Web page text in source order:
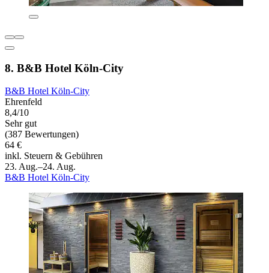
8. B&B Hotel Köln-City
B&B Hotel Köln-City
Ehrenfeld
8,4/10
Sehr gut
(387 Bewertungen)
64 €
inkl. Steuern & Gebühren
23. Aug.–24. Aug.
B&B Hotel Köln-City